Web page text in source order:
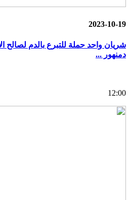
2023-10-19
شريان واحد حملة للتبرع بالدم لصالح
دمنهور ...
12:00